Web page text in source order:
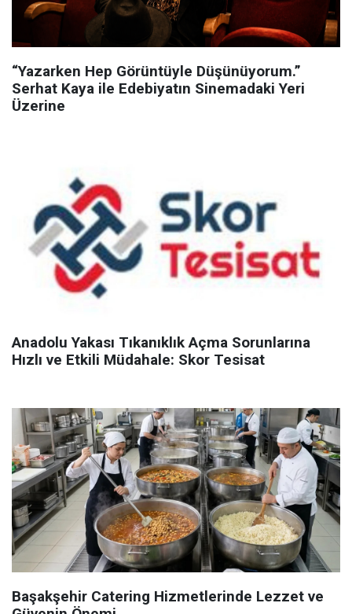
“Yazarken Hep Görüntüyle Düşünüyorum.”
Serhat Kaya ile Edebiyatın Sinemadaki Yeri
Üzerine
Anadolu Yakası Tıkanıklık Açma Sorunlarına
Hızlı ve Etkili Müdahale: Skor Tesisat
Başakşehir Catering Hizmetlerinde Lezzet ve